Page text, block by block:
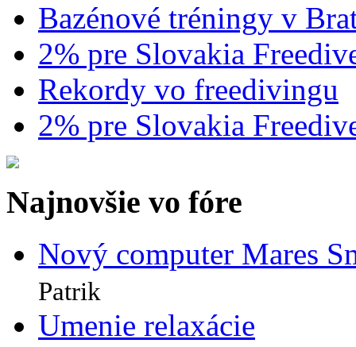
Bazénové tréningy v
2% pre Slovakia
Rekordy vo freedivingu
2% pre Slovakia
Najnovšie vo fóre
Nový computer Mares
Patrik
Umenie relaxácie